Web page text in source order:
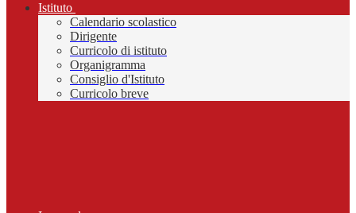
Istituto
Calendario scolastico
Dirigente
Curricolo di istituto
Organigramma
Consiglio d'Istituto
Curricolo breve